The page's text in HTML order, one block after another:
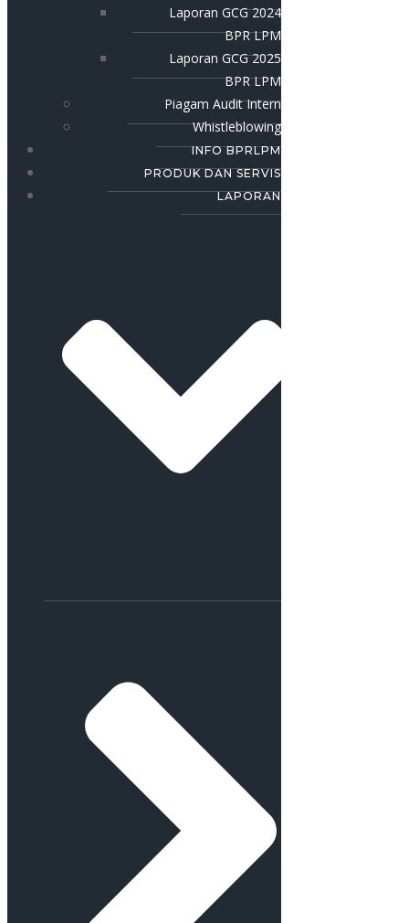
Laporan GCG 2024
BPR LPM
Laporan GCG 2025
BPR LPM
Piagam Audit Intern
Whistleblowing
INFO BPRLPM
PRODUK DAN SERVIS
LAPORAN